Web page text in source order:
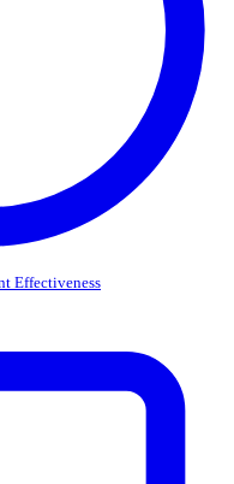
Effectiveness